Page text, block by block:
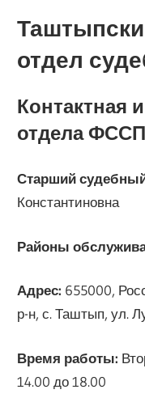
отдел
Контактная
отдела
Старший
Константиновна
Районы
Адрес: 655000,
р-н, с. Таштып, ул.
Время работы:
14.00 до 18.00